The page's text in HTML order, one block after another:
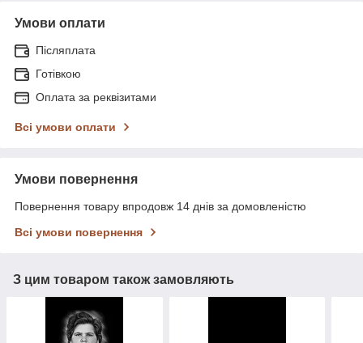
Умови оплати
Післяплата
Готівкою
Оплата за реквізитами
Всі умови оплати
Умови повернення
Повернення товару впродовж 14 днів за домовленістю
Всі умови повернення
З цим товаром також замовляють